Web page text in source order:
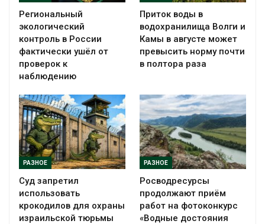
Региональный
экологический
контроль в России
фактически ушёл от
проверок к
наблюдению
Приток воды в
водохранилища Волги и
Камы в августе может
превысить норму почти
в полтора раза
РАЗНОЕ
Суд запретил
использовать
крокодилов для охраны
израильской тюрьмы
РАЗНОЕ
Росводресурсы
продолжают приём
работ на фотоконкурс
«Водные достояния